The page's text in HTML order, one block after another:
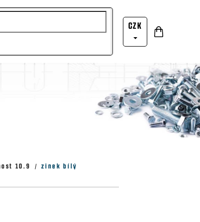
CZK
Přihlášení
Nákupní
košík
10.9 zinek bílý